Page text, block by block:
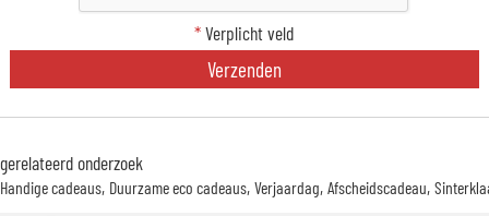
*Verplicht veld
Verzenden
gerelateerd onderzoek
Handige cadeaus Duurzame eco cadeaus Verjaardag Afscheidscadeau